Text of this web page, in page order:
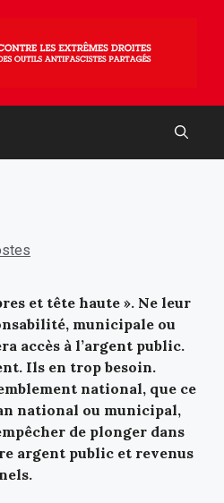
et tête haute ». Ne leur
municipale ou
accès à l’argent public.
Ils en trop besoin.
national, que ce
national ou municipal,
de plonger dans
argent public et revenus